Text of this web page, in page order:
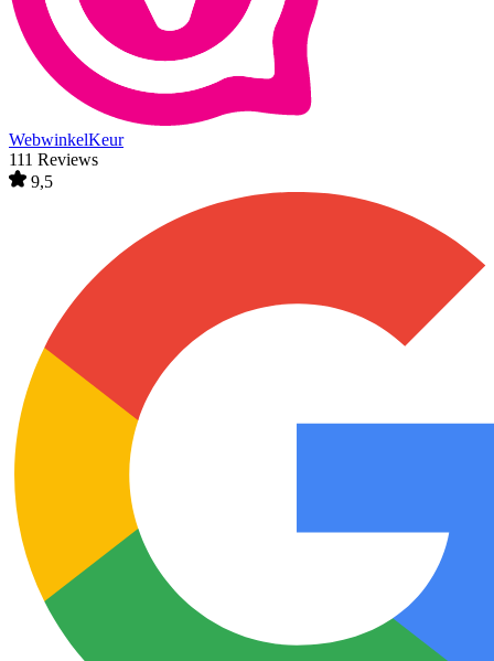
WebwinkelKeur
111 Reviews
9,5